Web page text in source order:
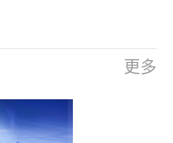
更多